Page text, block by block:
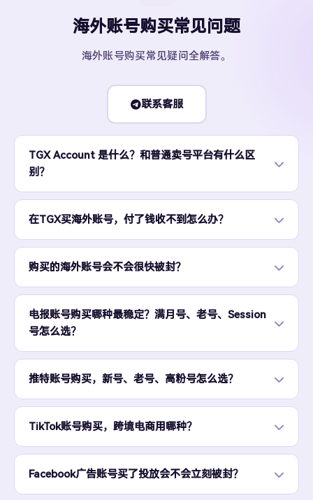
海外账号购买常见问题
海外账号购买常见疑问全解答。
联系客服
TGX Account 是什么？和普通卖号平台有什么区
别？
在TGX买海外账号，付了钱收不到怎么办？
购买的海外账号会不会很快被封？
电报账号购买哪种最稳定？满月号、老号、Session
号怎么选？
推特账号购买，新号、老号、高粉号怎么选？
TikTok账号购买，跨境电商用哪种？
Facebook广告账号买了投放会不会立刻被封？